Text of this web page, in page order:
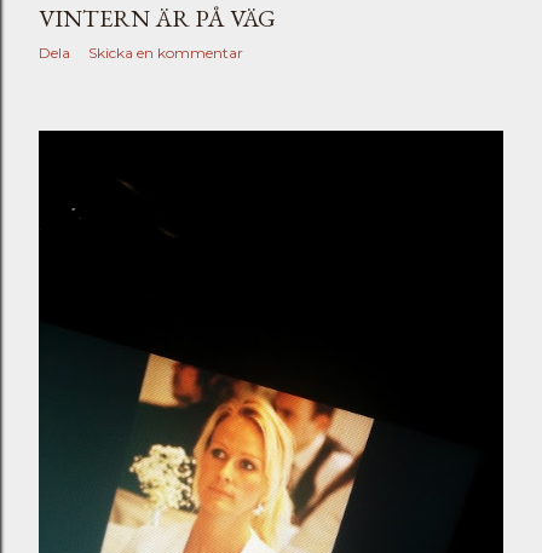
VINTERN ÄR PÅ VÄG
Dela Skicka en kommentar